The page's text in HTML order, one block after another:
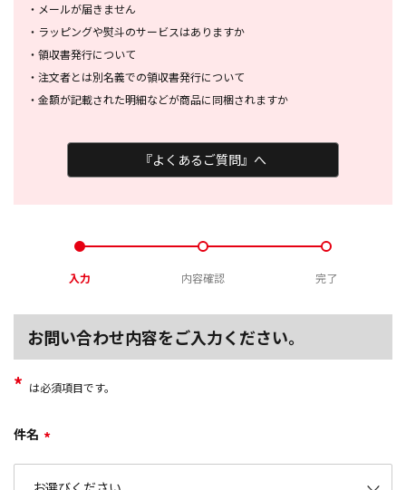
・ メールが届きません
・ ラッピングや熨斗のサービスはありますか
・ 領収書発行について
・ 注文者とは別名義での領収書発行について
・ 金額が記載された明細などが商品に同梱されますか
『よくあるご質問』へ
入力 内容確認 完了
お問い合わせ内容をご入力ください。
* は必須項目です。
件名 *